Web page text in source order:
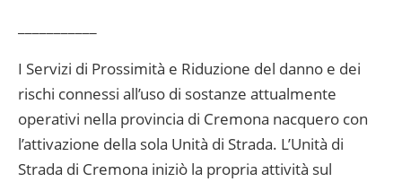
I Servizi di Prossimità e Riduzione del danno e dei
rischi connessi all’uso di sostanze attualmente
operativi nella provincia di Cremona nacquero con
l’attivazione della sola Unità di Strada. L’Unità di
Strada di Cremona iniziò la propria attività sul